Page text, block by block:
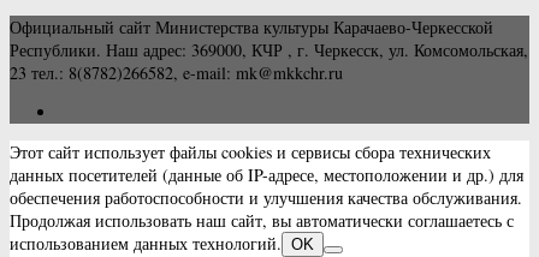
Официальный сайт Министерства культуры Карачаево-Черкесской
Республики. Наш адрес: 369000, КЧР , г. Черкесск, ул. Комсомольская,
23 тел.: 8(8782)266582, e-mail: mk@mkkchr.ru
Этот сайт использует файлы cookies и сервисы сбора технических
данных посетителей (данные об IP-адресе, местоположении и др.) для
обеспечения работоспособности и улучшения качества обслуживания.
Продолжая использовать наш сайт, вы автоматически соглашаетесь с
использованием данных технологий. OK